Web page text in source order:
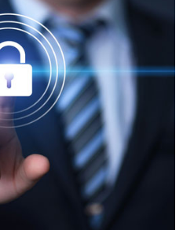
خدمات الإنترنت البنكي
ثراء
ماكينات الصراف الألي و الفروع
19373